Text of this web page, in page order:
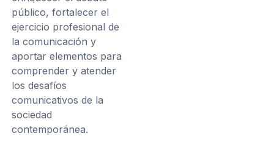
público, fortalecer el
ejercicio profesional de
la comunicación y
aportar elementos para
comprender y atender
los desafíos
comunicativos de la
sociedad
contemporánea.